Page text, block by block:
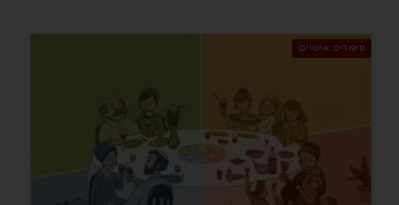
סיפורים אישיים